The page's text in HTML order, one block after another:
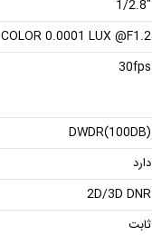
"1/2.8
COLOR 0.0001 LUX @F1.2
30fps
DWDR(100DB)
دارد
2D/3D DNR
ثابت